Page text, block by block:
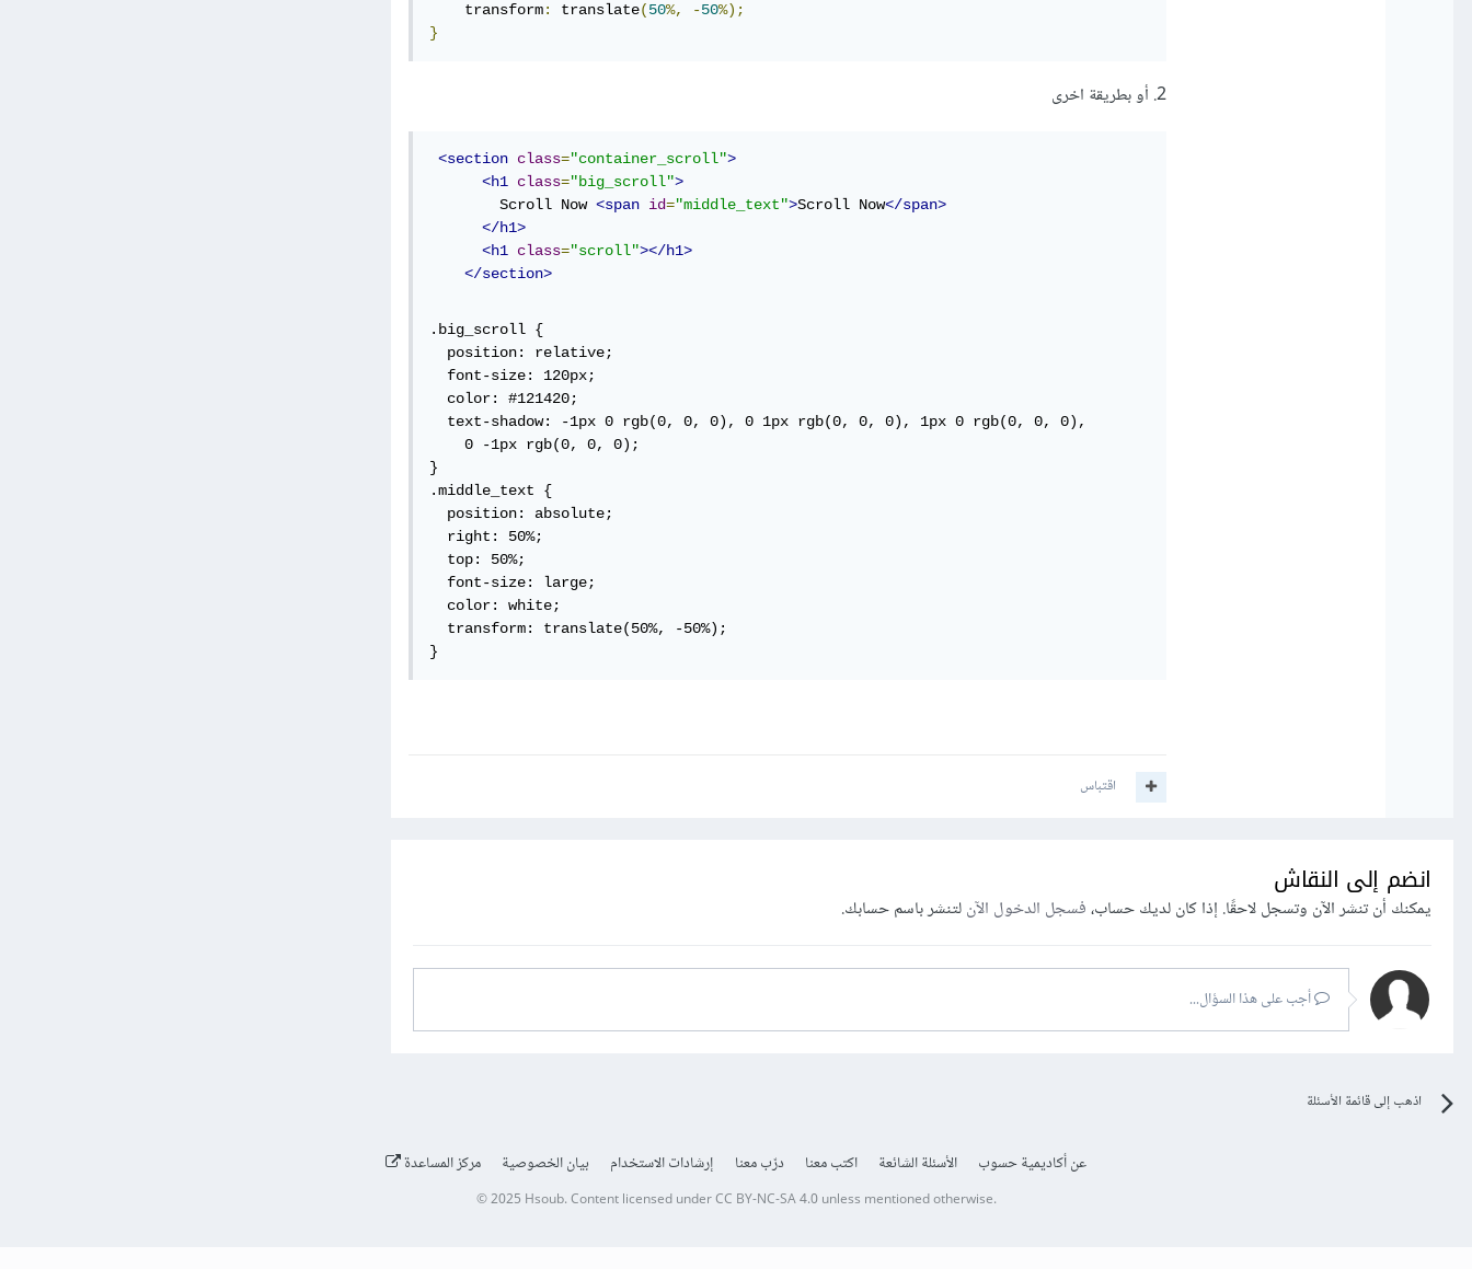
    transform
: translate(50%, -50%);
}
2. أو بطريقة اخرى
<section class="container_scroll">
<h1 class="big_scroll">
        Scroll Now
<span id="middle_text">Scroll Now</span>
</h1>
<h1 class="scroll"></h1>
</section>
.big_scroll {
  position: relative;
  font-size: 120px;
  color: #121420;
  text-shadow: -1px 0 rgb(0, 0, 0), 0 1px rgb(0, 0, 0), 1px 0 rgb(0, 0, 0),
    0 -1px rgb(0, 0, 0);
}
.middle_text {
  position: absolute;
  right: 50%;
  top: 50%;
  font-size: large;
  color: white;
  transform: translate(50%, -50%);
}
اقتباس
انضم إلى النقاش
يمكنك أن تنشر الآن وتسجل لاحقًا. إذا كان لديك حساب،فسجل الدخول الآنلتنشر باسم حسابك.
أجب على هذا السؤال...
اذهب إلى قائمة الأسئلة
عن أكاديمية حسوب الأسئلة الشائعة اكتب معنا درّب معنا إرشادات الاستخدام بيان الخصوصية مركز المساعدة
© 2025 Hsoub.Content licensed underCC BY-NC-SA 4.0unless mentioned otherwise.